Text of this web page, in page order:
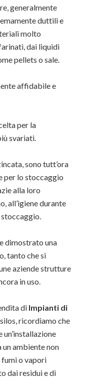
generalmente
duttili e
molto
dai liquidi
pellets o sale.
affidabile e
per la
svariati.
sono tutt’ora
per lo stoccaggio
alla loro
all’igiene durante
stoccaggio.
dimostrato una
tanto che si
aziende strutture
in uso.
di Impianti di
ricordiamo che
un’installazione
un ambiente non
fumi o vapori
dai residui e di